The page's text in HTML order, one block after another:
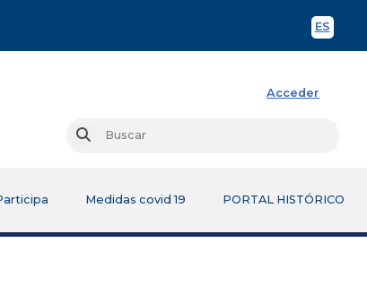
ES
Acceder
Buscar
Medidas covid 19 PORTAL HISTÓRICO